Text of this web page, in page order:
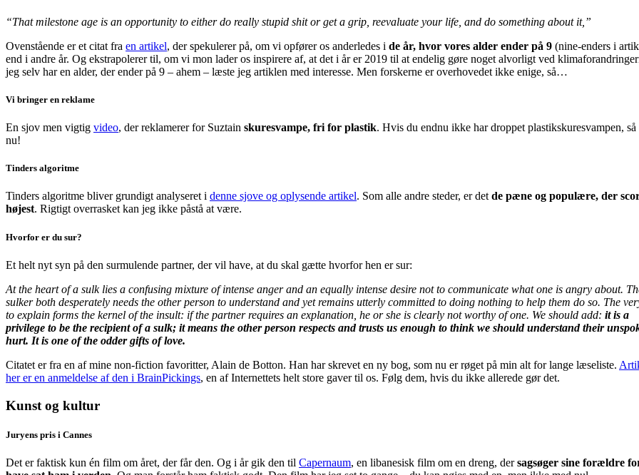
“That milestone age is an opportunity to either do really stupid shit or get a grip, reevaluate your life, and do something about it,”
Ovenstående er et citat fra en artikel, der spekulerer på, om vi opfører os anderledes i de år, hvor vores alder ender på 9 (nine-enders i
end i andre år. Og ekstrapolerer til, om vi mon lader os inspirere af, at det i år er 2019 til at endelig gøre noget alvorligt ved
jeg selv har en alder, der ender på 9 – ahem – læste jeg artiklen med interesse. Men forskerne er overhovedet ikke enige, så…
Vi bringer en reklame
En sjov men vigtig video, der reklamerer for Suztain skuresvampe, fri for plastik. Hvis du endnu ikke har droppet plastikskuresvampen, så
nu!
Tinders algoritme
Tinders algoritme bliver grundigt analyseret i denne sjove og oplysende artikel. Som alle andre steder, er detde pæne og populære, der
højest. Rigtigt overrasket kan jeg ikke påstå at være.
Hvorfor er du sur?
Et helt nyt syn på den surmulende partner, der vil have, at du skal gætte hvorfor hen er sur:
At the heart of a sulk lies a confusing mixture of intense anger and an equally intense desire not to communicate what one is angry about.
sulker both desperately needs the other person to understand and yet remains utterly committed to doing nothing to help them do so. The
to explain forms the kernel of the insult: if the partner requires an explanation, he or she is clearly not worthy of one. We should add: it is a
privilege to be the recipient of a sulk; it means the other person respects and trusts us enough to think we should understand their
hurt. It is one of the odder gifts of love.
Citatet er fra en af mine non-fiction favoritter, Alain de Botton. Han har skrevet en ny bog, som nu er røget på min alt for lange læseliste.
her er en anmeldelse af den i BrainPickings, en af Internettets helt store gaver til os. Følg dem, hvis du ikke allerede gør det.
Kunst og kultur
Juryens pris i Cannes
Det er faktisk kun én film om året, der får den. Og i år gik den til Capernaum, en libanesisk film om en dreng, dersagsøger sine forældre